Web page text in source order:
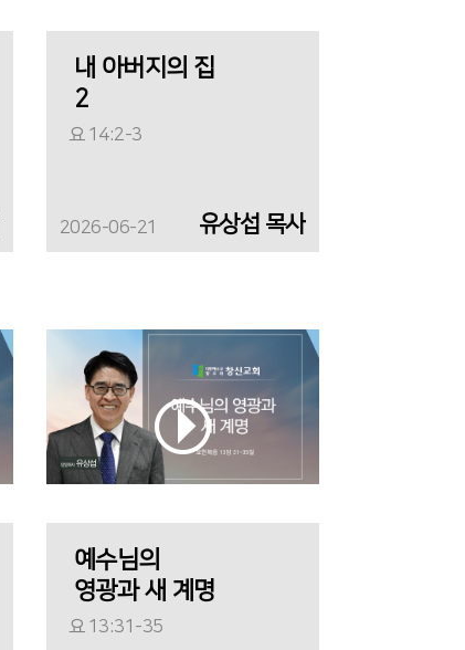
내 아버지의 집
2
요 14:2-3
2026-06-21 유상섭 목사
예수님의
영광과 새 계명
요 13:31-35